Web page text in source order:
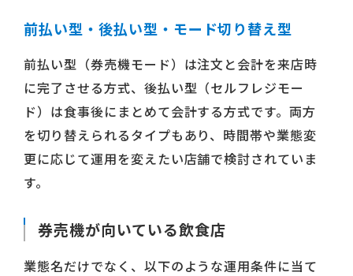
前払い型・後払い型・モード切り替え型
前払い型（券売機モード）は注文と会計を来店時
に完了させる方式、後払い型（セルフレジモー
ド）は食事後にまとめて会計する方式です。両方
を切り替えられるタイプもあり、時間帯や業態変
更に応じて運用を変えたい店舗で検討されていま
す。
券売機が向いている飲食店
業態名だけでなく、以下のような運用条件に当て